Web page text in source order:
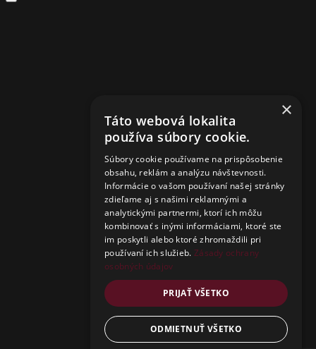
15% na Váš pobyt
Stačí zadať email a získate okamžitú zľavu, ale
aj prístup k našim budúcim zľavám.
Vaša mailová adresa
Zadajte vašu emailovú adresu
CHCEM ZÍSKAŤ ZĽAVU
×
Táto webová lokalita
používa súbory cookie.
Súbory cookie používame na prispôsobenie
obsahu, reklám a analýzu návštevnosti.
Informácie o vašom používaní našej stránky
zdieľame aj s našimi reklamnými a
analytickými partnermi, ktorí ich môžu
kombinovať s inými informáciami, ktoré ste
im poskytli alebo ktoré zhromaždili pri
používaní ich služieb. Zásady ochrany
osobných údajov
PRIJAŤ VŠETKO
ODMIETNUŤ VŠETKO